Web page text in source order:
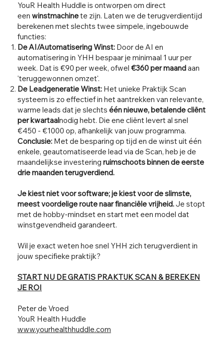
YouR Health Huddle is ontworpen om direct
eenwinstmachinete zijn. Laten we de terugverdientijd
berekenen met slechts twee simpele, ingebouwde
functies:
De AI/Automatisering Winst: Door de AI en
automatisering in YHH bespaar je minimaal 1 uur per
week. Dat is €90 per week, ofwel€360 per maandaan
'teruggewonnen omzet'.
De Leadgeneratie Winst: Het unieke Praktijk Scan
systeem is zo effectief in het aantrekken van relevante,
warme leads dat je slechtséén nieuwe, betalende cliënt
per kwartaalnodig hebt. Die ene cliënt levert al snel
€450 - €1000 op, afhankelijk van jouw programma.
Conclusie: Met de besparing op tijd en de winst uit één
enkele, geautomatiseerde lead via de Scan, heb je de
maandelijkse investeringruimschoots binnen de eerste
drie maanden terugverdiend.
Je kiest niet voor software; je kiest voor de slimste,
meest voordelige route naar financiële vrijheid.Je stopt
met de hobby-mindset en start met een model dat
winstgevendheid garandeert.
Wil je exact weten hoe snel YHH zich terugverdient in
jouw specifieke praktijk?
START NU DE GRATIS PRAKTIJK SCAN & BEREKEN
JE ROI
Peter de Vroed
YouR Health Huddle
www.yourhealthhuddle.com